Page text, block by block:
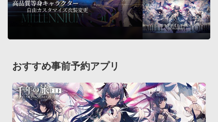
【配信価格】
すべてのエンディングまで、無料でお楽しみいただけます。
おすすめ事前予約アプリ